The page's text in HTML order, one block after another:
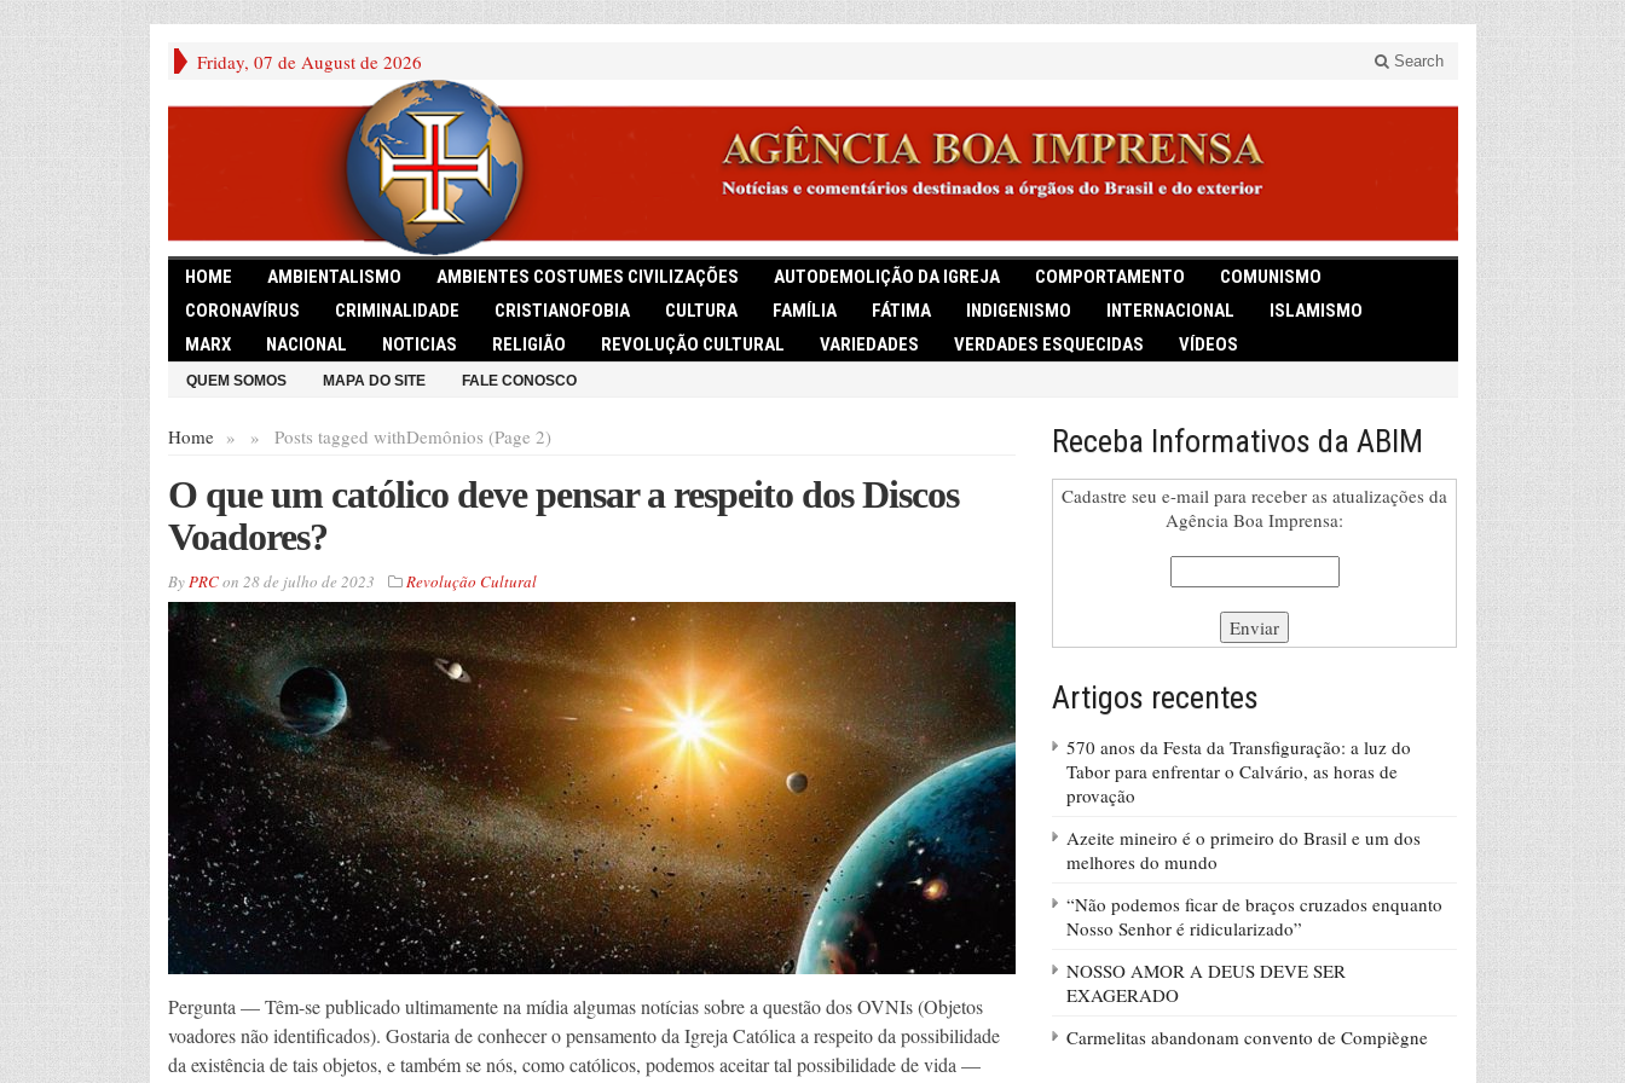
Friday, 07 de August de 2026 Search
HOME AMBIENTALISMO AMBIENTES COSTUMES CIVILIZAÇÕES AUTODEMOLIÇÃO DA IGREJA COMPORTAMENTO
COMUNISMO
CORONAVÍRUS
CRIMINALIDADE CRISTIANOFOBIA CULTURA FAMÍLIA FÁTIMA INDIGENISMO INTERNACIONAL
ISLAMISMO
MARX
NACIONAL NOTICIAS RELIGIÃO REVOLUÇÃO CULTURAL VARIEDADES VERDADES ESQUECIDAS VÍDEOS
QUEM SOMOS MAPA DO SITE FALE CONOSCO
Home » Posts tagged with
» Demônios (Page 2)
O que um católico deve pensar a respeito dos Discos
Voadores?
ByPRCon 28 de julho de 2023 Revolução Cultural
Pergunta — Têm-se publicado ultimamente na mídia algumas notícias sobre a questão dos OVNIs (Objetos
voadores não identificados). Gostaria de conhecer o pensamento da Igreja Católica a respeito da possibilidade
da existência de tais objetos, e também se nós, como católicos, podemos aceitar tal possibilidade de vida —
Receba Informativos da ABIM
Cadastre seu e-mail para receber as atualizações da
Agência Boa Imprensa:
Artigos recentes
570 anos da Festa da Transfiguração: a luz do
Tabor para enfrentar o Calvário, as horas de
provação
Azeite mineiro é o primeiro do Brasil e um dos
melhores do mundo
“Não podemos ficar de braços cruzados enquanto
Nosso Senhor é ridicularizado”
NOSSO AMOR A DEUS DEVE SER
EXAGERADO
Carmelitas abandonam convento de Compiègne